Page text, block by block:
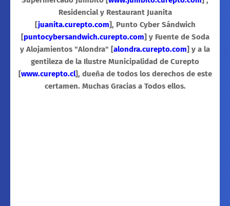
Residencial y Restaurant Juanita
[juanita.curepto.com], Punto Cyber Sándwich
[puntocybersandwich.curepto.com] y Fuente de Soda
y Alojamientos "Alondra" [alondra.curepto.com] y a la
gentileza de la Ilustre Municipalidad de Curepto
[www.curepto.cl], dueña de todos los derechos de este
certamen. Muchas Gracias a Todos ellos.